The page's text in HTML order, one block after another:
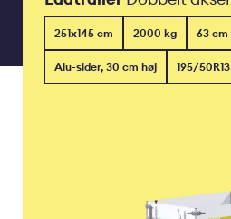
251x145 cm 2000 kg 63 cm
Alu-sider, 30 cm høj 195/50R13